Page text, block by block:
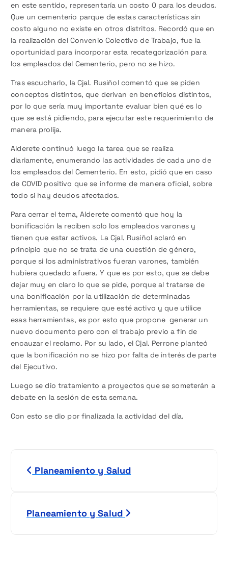
en este sentido, representaría un costo 0 para los deudos.
Que un cementerio parque de estas características sin
costo alguno no existe en otros distritos. Recordó que en
la realización del Convenio Colectivo de Trabajo, fue la
oportunidad para incorporar esta recategorización para
los empleados del Cementerio, pero no se hizo.
Tras escucharlo, la Cjal. Rusiñol comentó que se piden
conceptos distintos, que derivan en beneficios distintos,
por lo que sería muy importante evaluar bien qué es lo
que se está pidiendo, para ejecutar este requerimiento de
manera prolija.
Alderete continuó luego la tarea que se realiza
diariamente, enumerando las actividades de cada uno de
los empleados del Cementerio. En esto, pidió que en caso
de COVID positivo que se informe de manera oficial, sobre
todo si hay deudos afectados.
Para cerrar el tema, Alderete comentó que hoy la
bonificación la reciben solo los empleados varones y
tienen que estar activos. La Cjal. Rusiñol aclaró en
principio que no se trata de una cuestión de género,
porque si los administrativos fueran varones, también
hubiera quedado afuera. Y que es por esto, que se debe
dejar muy en claro lo que se pide, porque al tratarse de
una bonificación por la utilización de determinadas
herramientas, se requiere que esté activo y que utilice
esas herramientas, es por esto que propone generar un
nuevo documento pero con el trabajo previo a fin de
encauzar el reclamo. Por su lado, el Cjal. Perrone planteó
que la bonificación no se hizo por falta de interés de parte
del Ejecutivo.
Luego se dio tratamiento a proyectos que se someterán a
debate en la sesión de esta semana.
Con esto se dio por finalizada la actividad del día.
Planeamiento y Salud
Planeamiento y Salud